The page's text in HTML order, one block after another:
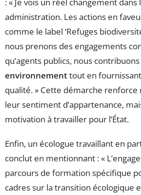
: « Je vois un réel changement dans
administration. Les actions en
comme le label ‘Refuges
nous prenons des engagements
qu’agents publics, nous
environnementtout en
qualité. » Cette démarche
leur sentiment d’appartenance,
motivation à travailler pour l’État.
Enfin, un écologue travaillant en
conclut en mentionnant : «
parcours de formation spécifique
cadres sur la transition écologique